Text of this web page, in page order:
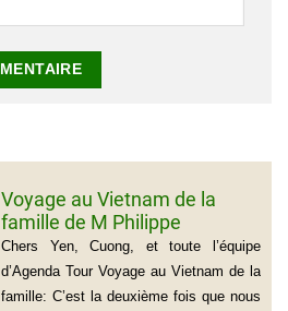
Voyage au Vietnam de la
famille de M Philippe
GROGNET
Chers Yen, Cuong, et toute l’équipe
d’Agenda Tour Voyage au Vietnam de la
famille: C’est la deuxième fois que nous